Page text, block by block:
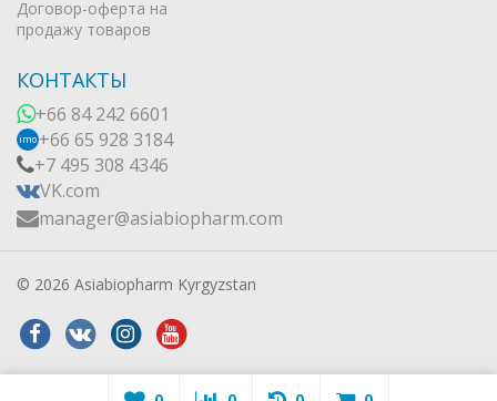
Договор-оферта на
продажу товаров
КОНТАКТЫ
+66 84 242 6601
imo +66 65 928 3184
+7 495 308 4346
VK.com
manager@asiabiopharm.com
© 2026 Asiabiopharm Kyrgyzstan